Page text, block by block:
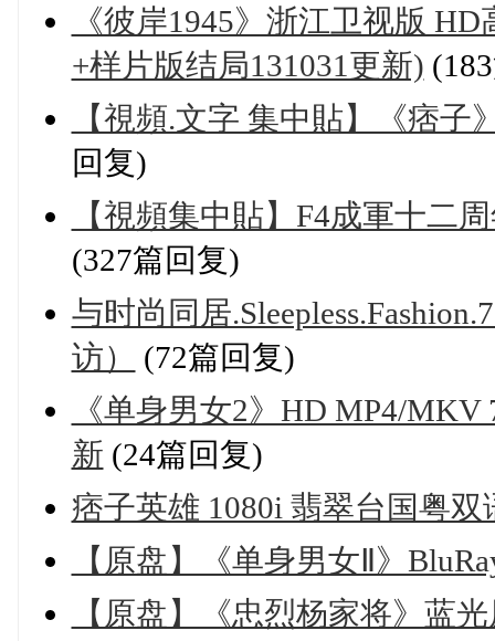
《彼岸1945》浙江卫视版
+样片版结局131031更新)
【視頻.文字 集中貼】《痞子
回复)
【視頻集中貼】F4成軍十二
(327篇回复)
与时尚同居
访）
(72篇回复)
《单身男女2》HD MP4/MKV
新 (24篇回复)
痞子英雄 1080i 翡翠台国粤双
【原盘】《单身男女Ⅱ》
【原盘】《忠烈杨家将》蓝